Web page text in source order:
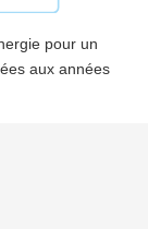
pour un
aux années